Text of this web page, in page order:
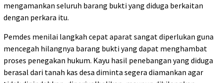
mengamankan seluruh barang bukti yang diduga berkaitan
dengan perkara itu.
Pemdes menilai langkah cepat aparat sangat diperlukan guna
mencegah hilangnya barang bukti yang dapat menghambat
proses penegakan hukum. Kayu hasil penebangan yang diduga
berasal dari tanah kas desa diminta segera diamankan agar